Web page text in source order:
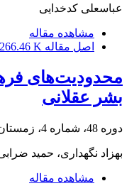
عباسعلی کدخدایی
مشاهده مقاله
اصل مقاله 266.46 K
محدودیت‌های
بشر عقلانی
دوره 48، شماره 4، زمستان 1397، صفحه
بهزاد نگهداری، حمید
مشاهده مقاله